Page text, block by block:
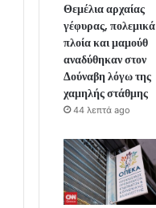
Θεμέλια αρχαίας
γέφυρας, πολεμικά
πλοία και μαμούθ
αναδύθηκαν στον
Δούναβη λόγω της
χαμηλής στάθμης
44 λεπτά ago